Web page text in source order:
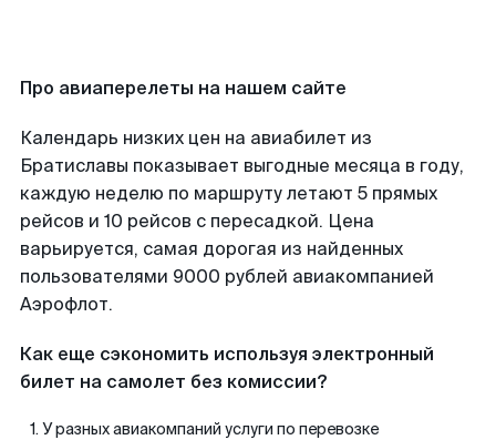
Про авиаперелеты на нашем сайте
Календарь низких цен на авиабилет из
Братиславы показывает выгодные месяца в году,
каждую неделю по маршруту летают 5 прямых
рейсов и 10 рейсов с пересадкой. Цена
варьируется, самая дорогая из найденных
пользователями 9000 рублей авиакомпанией
Аэрофлот.
Как еще сэкономить используя электронный
билет на самолет без комиссии?
У разных авиакомпаний услуги по перевозке